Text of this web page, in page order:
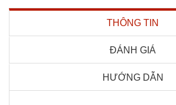
THÔNG TIN
ĐÁNH GIÁ
HƯỚNG DẪN